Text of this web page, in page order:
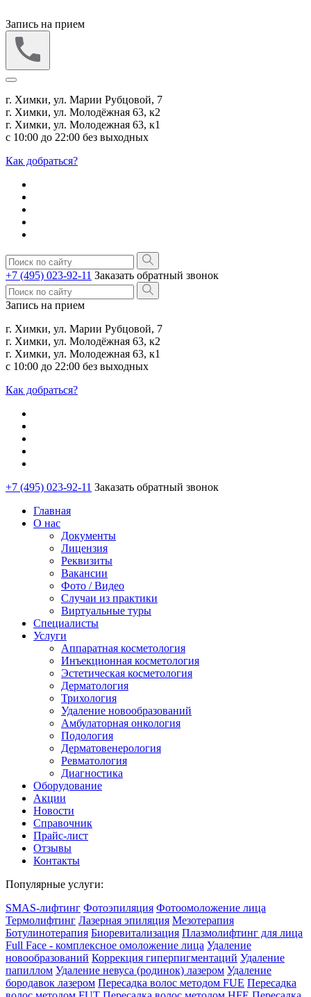
Запись на прием
г. Химки, ул. Марии Рубцовой, 7
г. Химки, ул. Молодёжная 63, к2
г. Химки, ул. Молодежная 63, к1
с 10:00 до 22:00 без выходных
Как добраться?
+7 (495) 023-92-11 Заказать обратный звонок
Запись на прием
г. Химки, ул. Марии Рубцовой, 7
г. Химки, ул. Молодёжная 63, к2
г. Химки, ул. Молодежная 63, к1
с 10:00 до 22:00 без выходных
Как добраться?
+7 (495) 023-92-11 Заказать обратный звонок
Главная
О нас
Документы
Лицензия
Реквизиты
Вакансии
Фото / Видео
Случаи из практики
Виртуальные туры
Специалисты
Услуги
Аппаратная косметология
Инъекционная косметология
Эстетическая косметология
Дермато­логия
Трихология
Удаление новообразований
Амбулаторная онкология
Подология
Дерматовенерология
Ревматология
Диагностика
Оборудование
Акции
Новости
Справочник
Прайс-лист
Отзывы
Контакты
Популярные услуги:
SMAS-лифтинг Фотоэпиляция Фотоомоложение лица
Термолифтинг Лазерная эпиляция Мезотерапия
Ботулинотерапия Биоревитализация Плазмолифтинг для лица
Full Face - комплексное омоложение лица Удаление
новообразований Коррекция гиперпигментаций Удаление
папиллом Удаление невуса (родинок) лазером Удаление
бородавок лазером Пересадка волос методом FUE Пересадка